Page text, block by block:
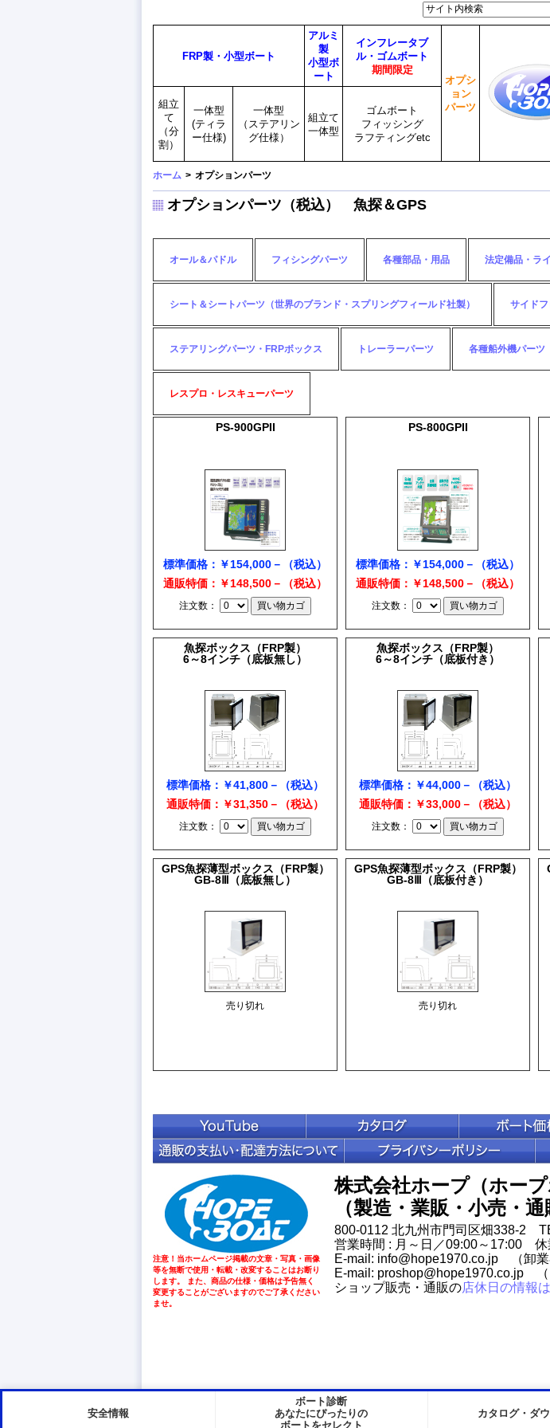
FRP製・小型ボート
アルミ
製
小型ボ
ート
インフレータブ
ル・ゴムボート
期間限定
オプシ
ョン
パーツ
組立
て
（分
割）
一体型
(ティラ
ー仕様)
一体型
（ステアリン
グ仕様）
組立て
一体型
ゴムボート
フィッシング
ラフティングetc
ホーム > オプションパーツ
オプションパーツ（税込） 魚探＆GPS
オール＆パドル フィシングパーツ 各種部品・用品 法定備品・ラ
シート＆シートパーツ（世界のブランド・スプリングフィールド社製） サイドフ
ステアリングパーツ・FRPボックス トレーラーパーツ 各種船外機パーツ
レスプロ・レスキューパーツ
PS-900GPII
標準価格：￥154,000－（税込）
通販特価：￥148,500－（税込）
注文数：
PS-800GPII
標準価格：￥154,000－（税込）
通販特価：￥148,500－（税込）
注文数：
魚探ボックス（FRP製）
6～8インチ（底板無し）
標準価格：￥41,800－（税込）
通販特価：￥31,350－（税込）
注文数：
魚探ボックス（FRP製）
6～8インチ（底板付き）
標準価格：￥44,000－（税込）
通販特価：￥33,000－（税込）
注文数：
GPS魚探薄型ボックス（FRP製）
GB-8Ⅲ（底板無し）
売り切れ
GPS魚探薄型ボックス（FRP製）
GB-8Ⅲ（底板付き）
売り切れ
注意！当ホームページ掲載の文章・写真・画像
等を無断で使用・転載・改変することはお断り
します。 また、商品の仕様・価格は予告無く
変更することがございますのでご了承ください
ませ。
株式会社ホープ（ホープ
（製造・業販・小売・通
800-0112 北九州市門司区畑338-2
営業時間 : 月～日／09:00～17:00 休
E-mail: info@hope1970.co.jp （卸業
E-mail: proshop@hope1970.co.jp （
ショップ販売・通販の店休日の情報
安全情報
ボート診断
あなたにぴったりの
ボートをセレクト
カタログ・ダ